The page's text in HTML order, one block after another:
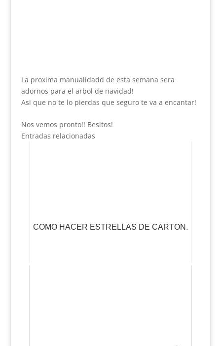
La proxima manualidadd de esta semana sera
adornos para el arbol de navidad!
Asi que no te lo pierdas que seguro te va a encantar!
Nos vemos pronto!! Besitos!
Entradas relacionadas
COMO HACER ESTRELLAS DE CARTON.